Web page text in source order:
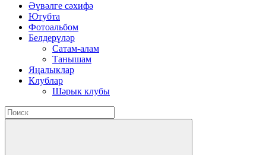
Әүвәлге сәхифә
Ютубта
Фотоальбом
Белдерүләр
Сатам-алам
Танышам
Яңалыклар
Клублар
Шәрык клубы